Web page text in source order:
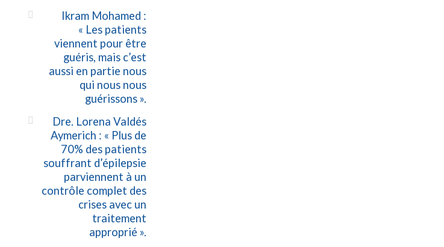
Ikram Mohamed :
« Les patients
viennent pour être
guéris, mais c’est
aussi en partie nous
qui nous nous
guérissons ».
Dre. Lorena Valdés
Aymerich : « Plus de
70% des patients
souffrant d’épilepsie
parviennent à un
contrôle complet des
crises avec un
traitement
approprié ».